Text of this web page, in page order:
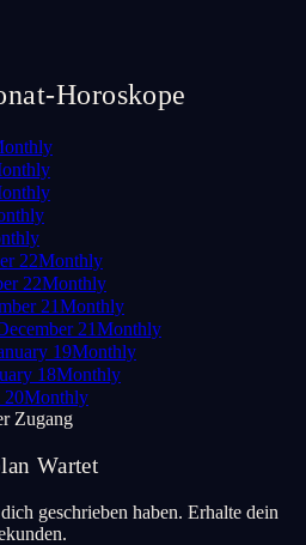
Horoskope
22Monthly
22Monthly
21Monthly
21Monthly
19Monthly
18Monthly
20Monthly
Zugang
Wartet
geschrieben haben. Erhalte dein